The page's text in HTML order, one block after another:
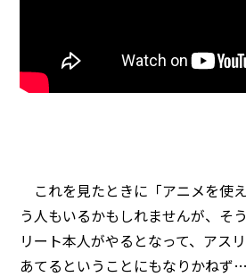
これを見たときに「アニメを使
う人もいるかもしれませんが、そ
リート本人がやるとなって、アス
あてるということにもなりかねず